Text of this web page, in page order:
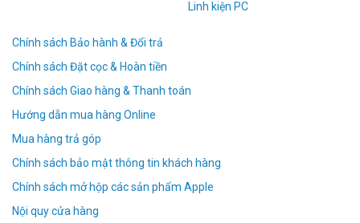
Linh kiện PC
Chính sách Bảo hành & Đổi trả
Chính sách Đặt cọc & Hoàn tiền
Chính sách Giao hàng & Thanh toán
Hướng dẫn mua hàng Online
Mua hàng trả góp
Chính sách bảo mật thông tin khách hàng
Chính sách mở hộp các sản phẩm Apple
Nội quy cửa hàng